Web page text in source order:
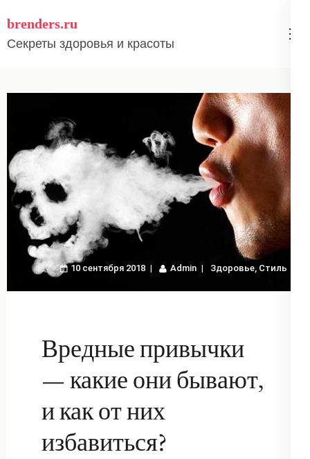
содержимому
Enter)
brenders.ru
Секреты здоровья и красоты
10 сентября 2018 Admin Здоровье, Стиль
Вредные привычки
— какие они бывают,
и как от них
избавиться?